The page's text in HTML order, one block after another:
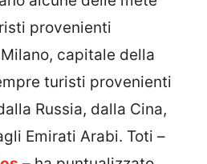
provenienti
capitale della
turisti provenienti
Russia, dalla Cina,
Emirati Arabi. Toti –